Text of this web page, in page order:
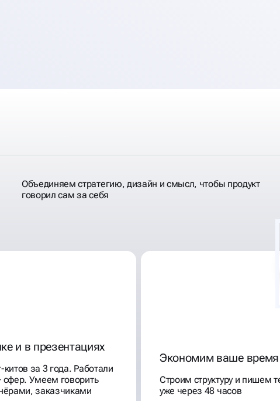
Объединяем стратегию, дизайн и смысл, чтобы продукт
говорил сам за себя
и в презентациях
за 3 года. Работали
Умеем говорить
заказчиками
Экономим ваше время
Строим структуру и пишем
уже через 48 часов